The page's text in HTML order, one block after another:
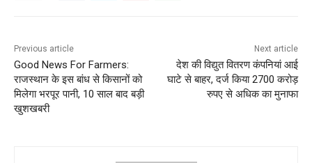
Previous article
Good News For Farmers:
राजस्थान के इस बांध से किसानों को
मिलेगा भरपूर पानी, 10 साल बाद बड़ी
खुशखबरी
Next article
देश की विद्युत वितरण कंपनियां आई
घाटे से बाहर, दर्ज किया 2700 करोड़
रुपए से अधिक का मुनाफा